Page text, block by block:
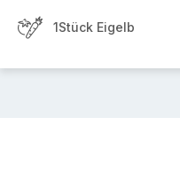
1Stück Eigelb